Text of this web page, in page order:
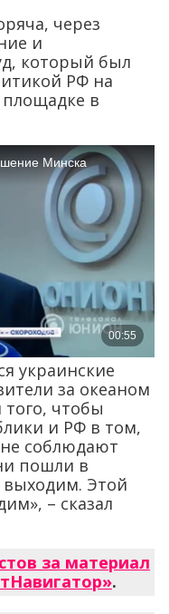
через
и
который был
РФ на
в
украинские
за океаном
чтобы
и РФ в том,
не соблюдают
пошли в
выходим. Этой
– сказал
за материал
.